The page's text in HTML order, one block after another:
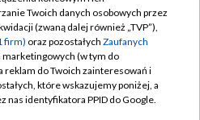
TVP
prywatności
zgody
Pomoc
Twoich danych osobowych przez
(zwaną dalej również „TVP”),
firm) oraz pozostałych Zaufanych
marketingowych (w tym do
reklam do Twoich zainteresowań i
które wskazujemy poniżej, a
nas identyfikatora PPID do Google.